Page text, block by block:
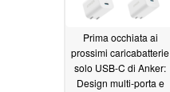
Prima occhiata ai
prossimi caricabatterie
solo USB-C di Anker:
Design multi-porta e